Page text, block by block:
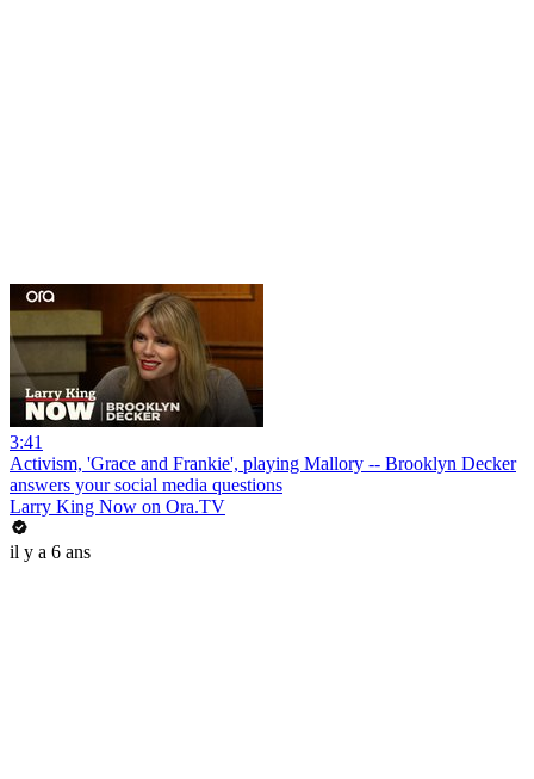
3:41
Activism, 'Grace and Frankie', playing Mallory -- Brooklyn Decker
answers your social media questions
Larry King Now on Ora.TV
il y a 6 ans